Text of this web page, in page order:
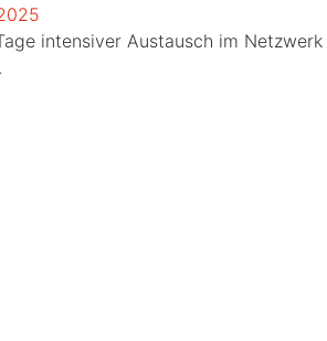
intensiver Austausch im Netzwerk